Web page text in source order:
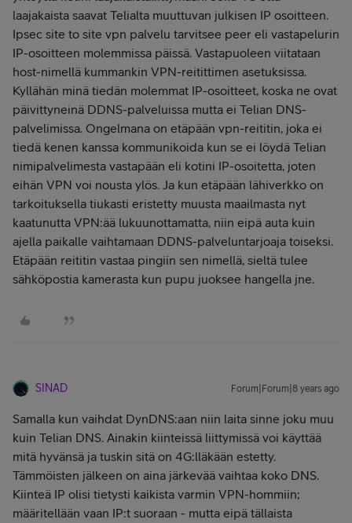
laajakaista saavat Telialta muuttuvan julkisen IP osoitteen.
Ipsec site to site vpn palvelu tarvitsee peer eli vastapelurin
IP-osoitteen molemmissa päissä. Vastapuoleen viitataan
host-nimellä kummankin VPN-reitittimen asetuksissa.
Kyllähän minä tiedän molemmat IP-osoitteet, koska ne ovat
päivittyneinä DDNS-palveluissa mutta ei Telian DNS-
palvelimissa. Ongelmana on etäpään vpn-reititin, joka ei
tiedä kenen kanssa kommunikoida kun se ei löydä Telian
nimipalvelimesta vastapään eli kotini IP-osoitetta, joten
eihän VPN voi nousta ylös. Ja kun etäpään lähiverkko on
tarkoituksella tiukasti eristetty muusta maailmasta nyt
kaatunutta VPN:ää lukuunottamatta, niin eipä auta kuin
ajella paikalle vaihtamaan DDNS-palveluntarjoaja toiseksi.
Etäpään reititin vastaa pingiin sen nimellä, sieltä tulee
sähköpostia kamerasta kun pupu juoksee hangella jne.
SINAD Forum|Forum|8 years ago
Samalla kun vaihdat DynDNS:aan niin laita sinne joku muu
kuin Telian DNS. Ainakin kiinteissä liittymissä voi käyttää
mitä hyvänsä ja tuskin sitä on 4G:lläkään estetty.
Tämmöisten jälkeen on aina järkevää vaihtaa koko DNS.
Kiinteä IP olisi tietysti kaikista varmin VPN-hommiin;
määritellään vaan IP:t suoraan - mutta eipä tällaista